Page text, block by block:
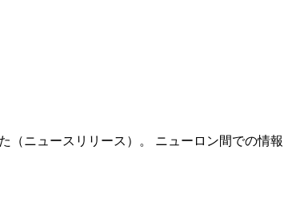
（ニュースリリース）。 ニューロン間での情報